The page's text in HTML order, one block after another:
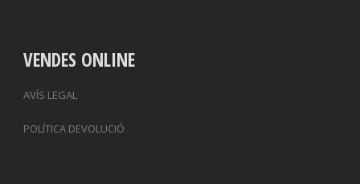
VENDES ONLINE
AVÍS LEGAL
POLÍTICA DEVOLUCIÓ